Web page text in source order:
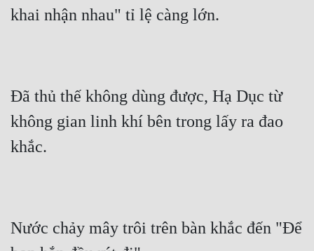
khai nhận nhau" tỉ lệ càng lớn.
Đã thủ thế không dùng được, Hạ Dục từ
không gian linh khí bên trong lấy ra đao
khắc.
Nước chảy mây trôi trên bàn khắc đến "Để